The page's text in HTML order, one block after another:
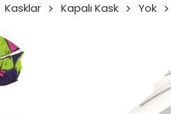
Kasklar Kapalı Kask Yok